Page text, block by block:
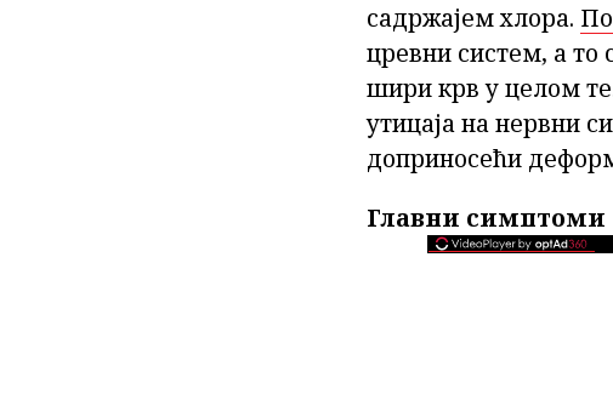
садржајем хлора.
цревни систем, а то
шири крв у целом
утицаја на нервни
доприносећи
Главни симптоми